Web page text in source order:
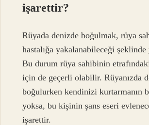
işarettir?
Rüyada denizde boğulmak, rüya
hastalığa yakalanabileceği şeklinde
Bu durum rüya sahibinin
için de geçerli olabilir. Rüyanızda
boğulurken kendinizi kurtarmanın
yoksa, bu kişinin şans eseri
işarettir.